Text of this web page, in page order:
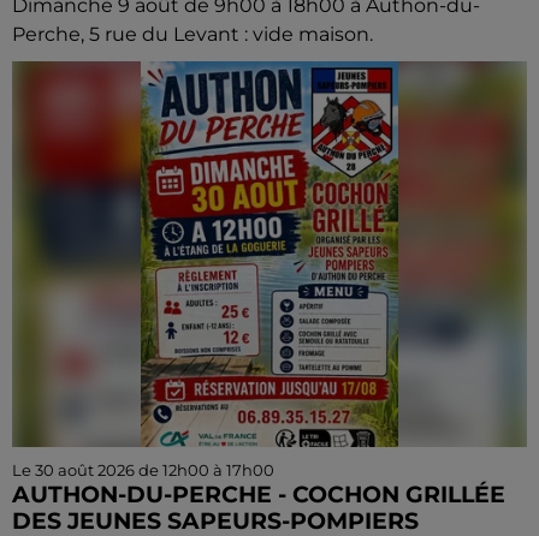
Dimanche 9 août de 9h00 à 18h00 à Authon-du-
Perche, 5 rue du Levant : vide maison.
Le 30 août 2026 de 12h00 à 17h00
AUTHON-DU-PERCHE - COCHON GRILLÉE
DES JEUNES SAPEURS-POMPIERS